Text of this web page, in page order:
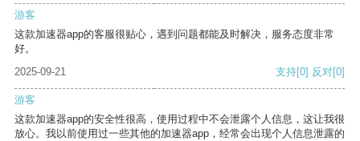
游客
这款加速器app的客服很贴心，遇到问题都能及时解决，服务态度非常
好。
2025-09-21
支持[0] 反对[0]
游客
这款加速器app的安全性很高，使用过程中不会泄露个人信息，这让我很
放心。我以前使用过一些其他的加速器app，经常会出现个人信息泄露的